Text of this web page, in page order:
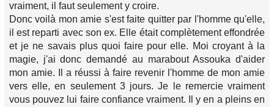
vraiment, il faut seulement y croire.
Donc voilà mon amie s'est faite quitter par l'homme qu'elle,
il est reparti avec son ex. Elle était complètement effondrée
et je ne savais plus quoi faire pour elle. Moi croyant à la
magie, j'ai donc demandé au marabout Assouka d'aider
mon amie. Il a réussi à faire revenir l'homme de mon amie
vers elle, en seulement 3 jours. Je le remercie vraiment
vous pouvez lui faire confiance vraiment. Il y en a pleins en